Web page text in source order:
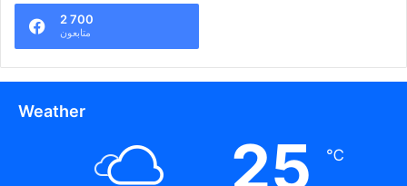
2 700
متابعون
Weather
25 ℃